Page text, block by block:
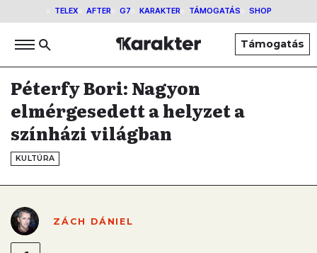
TELEX AFTER G7 KARAKTER TÁMOGATÁS SHOP
Támogatás
Péterfy Bori: Nagyon
elmérgesedett a helyzet a
színházi világban
KULTÚRA
ZÁCH DÁNIEL